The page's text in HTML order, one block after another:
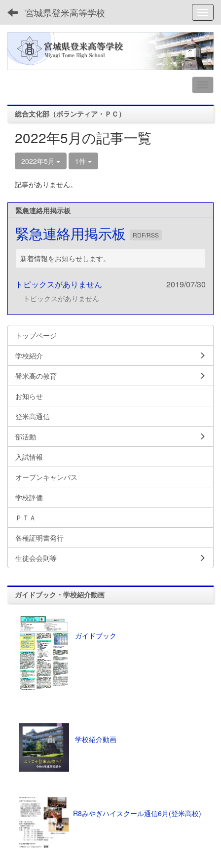
宮城県登米高等学校
総合文化部（ボランティア・ＰＣ）
2022年5月の記事一覧
2022年5月 1件
記事がありません。
緊急連絡用掲示板
緊急連絡用掲示板 RDF/RSS
新着情報をお知らせします。
トピックスがありません 2019/07/30
トピックスがありません
トップページ
学校紹介
登米高の教育
お知らせ
登米高通信
部活動
入試情報
オープンキャンパス
学校評価
ＰＴＡ
各種証明書発行
生徒会会則等
ガイドブック・学校紹介動画
ガイドブック
学校紹介動画
R8みやぎハイスクール通信6月(登米高校)